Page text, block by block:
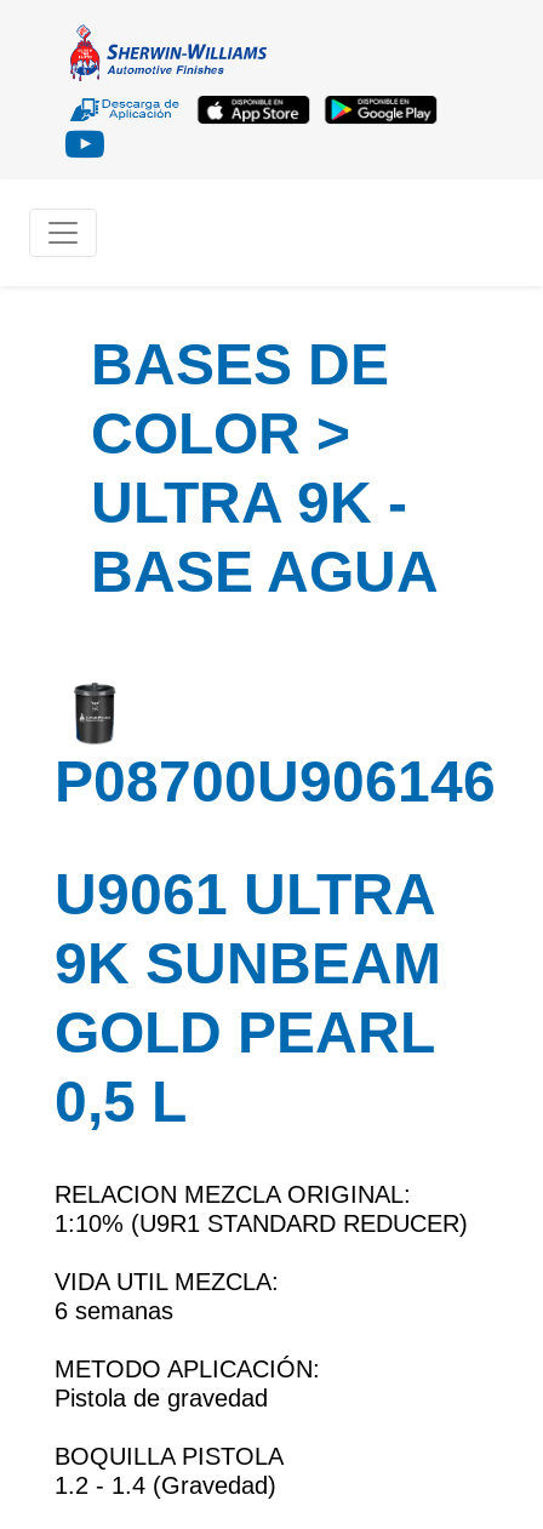
BASES DE
COLOR >
ULTRA 9K -
BASE AGUA
P08700U906146
U9061 ULTRA
9K SUNBEAM
GOLD PEARL
0,5 L
RELACION MEZCLA ORIGINAL:
1:10% (U9R1 STANDARD REDUCER)
VIDA UTIL MEZCLA:
6 semanas
METODO APLICACIÓN:
Pistola de gravedad
BOQUILLA PISTOLA
1.2 - 1.4 (Gravedad)